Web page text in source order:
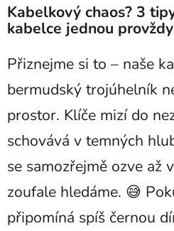
Kabelkový chaos? 3
kabelce jednou
Přiznejme si to – naše
bermudský trojúhelník
prostor. Klíče mizí do
schovává v temných
se samozřejmě ozve až
zoufale hledáme. 😅
připomíná spíš černou